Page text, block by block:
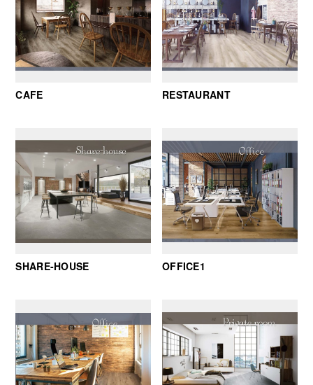
CAFE RESTAURANT
SHARE-HOUSE OFFICE1